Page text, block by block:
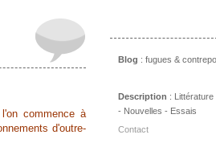
commence à
d'outre-
Blog : fugues &
Description : Littérature
- Nouvelles - Essais
Contact